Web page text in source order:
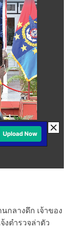
กลางดึก เจ้าของ
งตำรวจล่าตัว